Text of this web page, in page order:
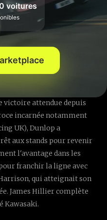
: Victoire
Dunlop
victoire attendue depuis
incarnée notamment
UK), Dunlop a
aux stands pour revenir
l'avantage dans les
franchir la ligne avec
qui atteignait son
James Hillier complète
Kawasaki.
voitures